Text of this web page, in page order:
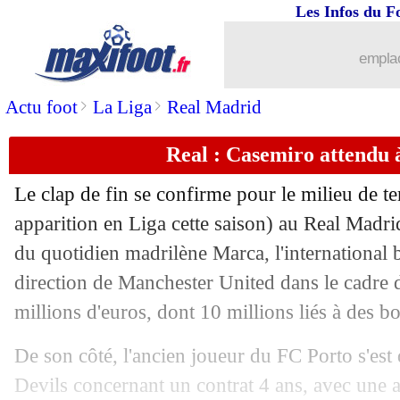
Actu foot> La Liga> Real Madrid
Les Infos du
Real : Casemiro attendu
Le clap de fin se confirme pour le milieu de
apparition en Liga cette saison) au Real
du quotidien madrilène Marca, l'international
direction de Manchester United dans le cadre
millions d'euros, dont 10 millions liés à des
De son côté, l'ancien joueur du FC Porto s'est
Devils concernant un contrat 4 ans, avec une
PSG: le point mercato de Galtier
19/08 Inter
19/08 PSG: Mbappé-Neymar, Galtier très
19/08 Real: Casemiro, Ancelotti confirme
19/08 Man Utd: Antony, l'Ajax a refusé 80
19/08 OM: Rami présente la machine
19/08 Villarreal: Cavani, c'est imminent